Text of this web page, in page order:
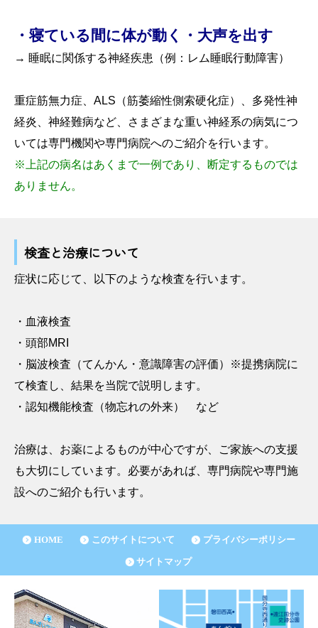
・寝ている間に体が動く・大声を出す
→ 睡眠に関係する神経疾患（例：レム睡眠行動障害）
重症筋無力症、ALS（筋萎縮性側索硬化症）、多発性神
経炎、神経難病など、さまざまな重い神経系の病気につ
いては専門機関や専門病院へのご紹介を行います。
※上記の病名はあくまで一例であり、断定するものでは
ありません。
検査と治療について
症状に応じて、以下のような検査を行います。
・血液検査
・頭部MRI
・脳波検査（てんかん・意識障害の評価）※提携病院に
て検査し、結果を当院で説明します。
・認知機能検査（物忘れの外来） など
治療は、お薬によるものが中心ですが、ご家族への支援
も大切にしています。必要があれば、専門病院や専門施
設へのご紹介も行います。
HOME このサイトについて プライバシーポリシー
サイトマップ